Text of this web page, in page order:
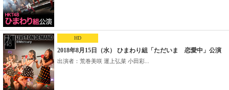
HD
2018年8月15日（水） ひまわり組「ただいま 恋愛中」公演
出演者：荒巻美咲 運上弘菜 小田彩...